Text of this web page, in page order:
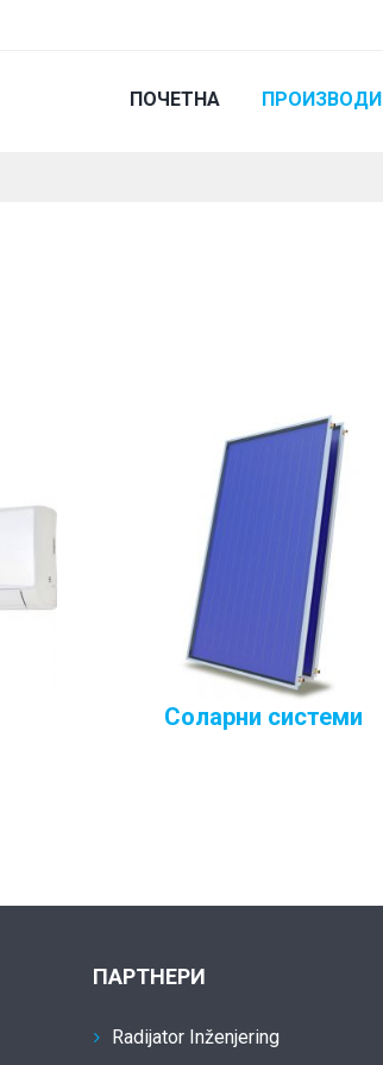
ПОЧЕТНА ПРОИЗВОДИ
Соларни системи
ПАРТНЕРИ
Radijator Inženjering